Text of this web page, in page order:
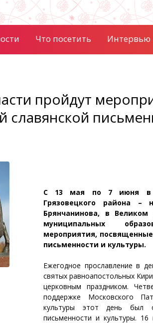
Что посетить Интервью
пройдут
С 13 мая по 7 июня в
Грязовецкого района –
Брянчанинова, в
муниципальных
мероприятия,
письменности и культуры.
Ежегодное прославление в
святых равноапостольных
церковным праздником.
поддержке Московского
культуры этот день был
письменности и культуры.